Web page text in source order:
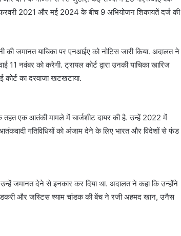
2021 और मई 2024 के बीच 9 अभियोजन शिकायतें दर्ज की
की जमानत याचिका पर एनआईए को नोटिस जारी किया. अदालत ने
नवंबर को करेगी. ट्रायल कोर्ट द्वारा उनकी याचिका खारिज
का दरवाजा खटखटाया.
एक आतंकी मामले में चार्जशीट दायर की है. उन्हें 2022 में
गतिविधियों को अंजाम देने के लिए भारत और विदेशों से फंड
जमानत देने से इनकार कर दिया था. अदालत ने कहा कि उन्होंने
और जस्टिस श्याम चांडक की बेंच ने रजी अहमद खान, उनैस